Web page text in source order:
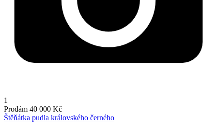
1
Prodám 40 000 Kč
Štěňátka pudla královského černého